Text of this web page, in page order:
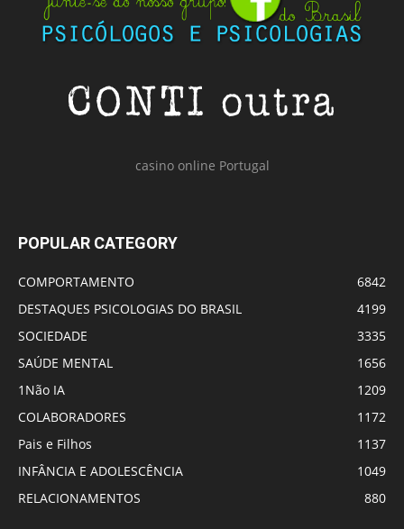
casino online Portugal
POPULAR CATEGORY
COMPORTAMENTO
6842
DESTAQUES PSICOLOGIAS DO BRASIL
4199
SOCIEDADE
3335
SAÚDE MENTAL
1656
1Não IA
1209
COLABORADORES
1172
Pais e Filhos
1137
INFÂNCIA E ADOLESCÊNCIA
1049
RELACIONAMENTOS
880